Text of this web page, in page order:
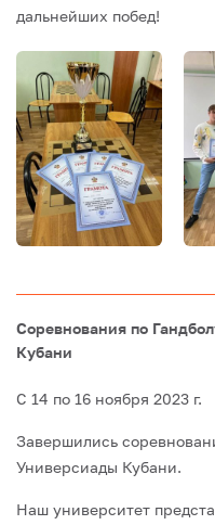
дальнейших побед!
Соревнования по
Кубани
С 14 по 16 ноября 2023 г.
Завершились
Универсиады Кубани.
Наш университет